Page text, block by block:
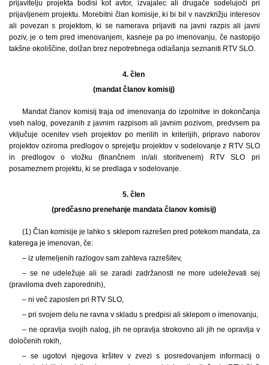
prijavitelju projekta bodisi kot avtor, izvajalec ali drugače sodelujoči pri
prijavljenem projektu. Morebitni član komisije, ki bi bil v navzkrižju interesov
ali povezan s projektom, ki se namerava prijaviti na javni razpis ali javni
poziv, je o tem pred imenovanjem, kasneje pa po imenovanju, če nastopijo
takšne okoliščine, dolžan brez nepotrebnega odlašanja seznaniti RTV SLO.
4. člen
(mandat članov komisij)
Mandat članov komisij traja od imenovanja do izpolnitve in dokončanja
vseh nalog, povezanih z javnim razpisom ali javnim pozivom, predvsem pa
vključuje ocenitev vseh projektov po merilih in kriterijih, pripravo naborov
projektov oziroma predlogov o sprejetju projektov v sodelovanje z RTV SLO
in predlogov o vložku (finančnem in/ali storitvenem) RTV SLO pri
posameznem projektu, ki se predlaga v sodelovanje.
5. člen
(predčasno prenehanje mandata članov komisij)
(1) Član komisije je lahko s sklepom razrešen pred potekom mandata, za
katerega je imenovan, če:
– iz utemeljenih razlogov sam zahteva razrešitev,
– se ne udeležuje ali se zaradi zadržanosti ne more udeleževati sej
(praviloma dveh zaporednih),
– ni več zaposlen pri RTV SLO,
– pri svojem delu ne ravna v skladu s predpisi ali sklepom o imenovanju,
– ne opravlja svojih nalog, jih ne opravlja strokovno ali jih ne opravlja v
določenih rokih,
– se ugotovi njegova kršitev v zvezi s posredovanjem informacij o